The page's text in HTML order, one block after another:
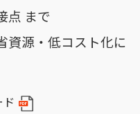
点 まで
資源・低コスト化に